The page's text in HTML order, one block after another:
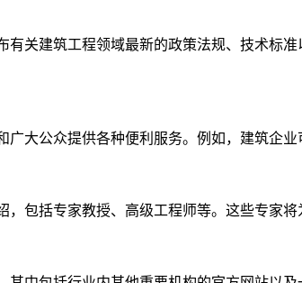
有关建筑工程领域最新的政策法规、技术标
广大公众提供各种便利服务。例如，建筑企
，包括专家教授、高级工程师等。这些专家